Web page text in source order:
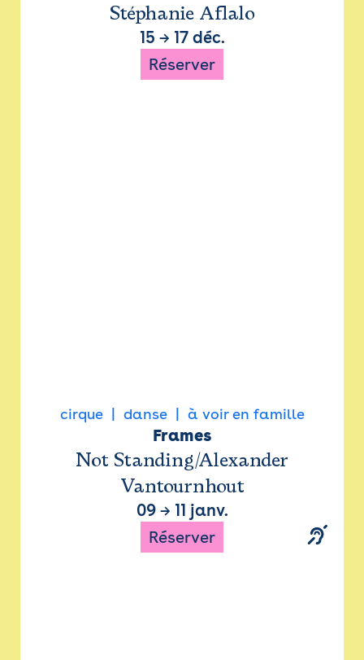
Stéphanie Aflalo
15 → 17 déc.
Réserver
cirque danse à voir en famille
Frames
Not Standing/Alexander
Vantournhout
09→ 11 janv.
Réserver